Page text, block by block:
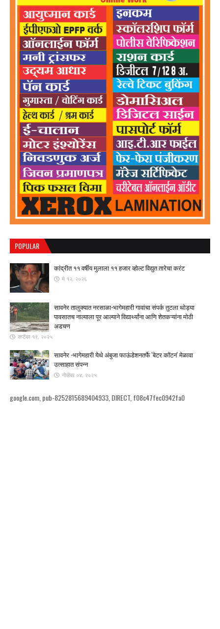
POPULAR
कांद्रीत ११ वर्षीय मुलाला ११ हजार व्होल्ट विद्युत तारेचा करंट
मे १२, २०२६
सावनेर तालुक्यात नरसाळा-भागेमहारी गावांचा संपर्क तुटला ​थोड्या
पावसातच नाल्याला पूर आल्याने विद्यार्थ्यांना आणि शेतकऱ्यांना मोठी
अडचण
सप्टेंबर १९, २०२५
सावनेर -भागेमहारी येथे अंबुजा फाऊंडेशनतर्फे 'बेटर कॉटन' मेळावा
उत्साहात संपन्न
नोव्हेंबर ०४, २०२५
google.com, pub-8252815689404933, DIRECT, f08c47fec0942fa0